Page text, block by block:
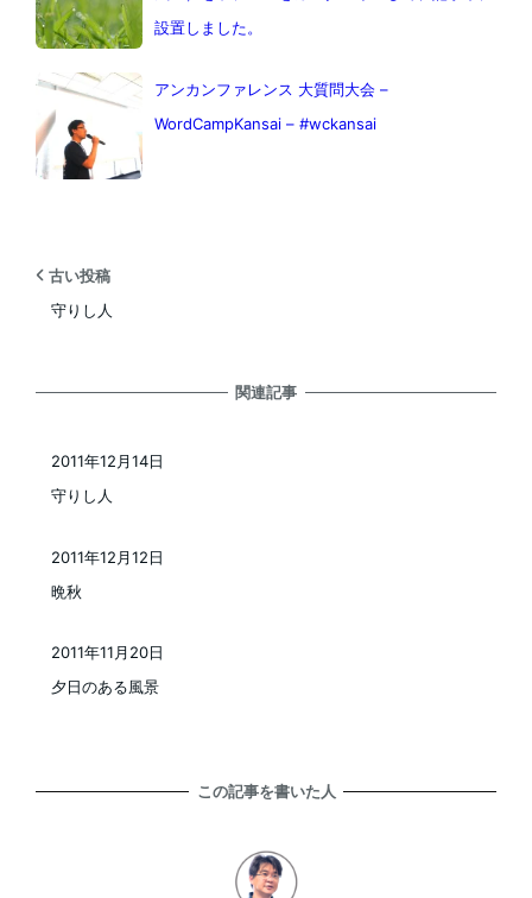
設置しました。
アンカンファレンス 大質問大会 –
WordCampKansai – #wckansai
古い投稿
守りし人
関連記事
守りし人
2011年12月14日
晩秋
投稿日
2011年12月12日
夕日のある風景
2011年11月20日
この記事を書いた人